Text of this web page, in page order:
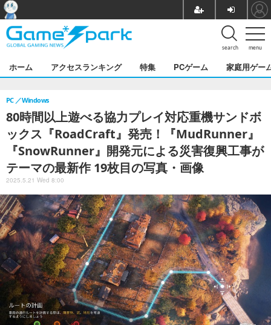
menu
search
ホーム アクセスランキング 特集 PCゲーム 家庭用ゲー
80時間以上遊べる協力プレイ対応重機サンドボ
ックス『RoadCraft』発売！『MudRunner』
『SnowRunner』開発元による災害復興工事が
テーマの最新作 19枚目の写真・画像
PC Windows
2025.5.21 Wed 8:00